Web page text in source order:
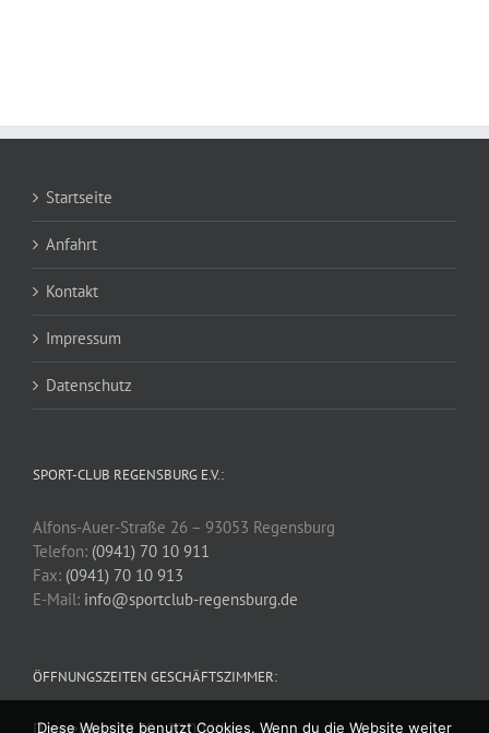
Startseite
Anfahrt
Kontakt
Impressum
Datenschutz
SPORT-CLUB REGENSBURG E.V.:
Alfons-Auer-Straße 26 – 93053 Regensburg
Telefon: (0941) 70 10 911
Fax: (0941) 70 10 913
E-Mail: info@sportclub-regensburg.de
ÖFFNUNGSZEITEN GESCHÄFTSZIMMER:
Diese Website benutzt Cookies. Wenn du die Website weiter